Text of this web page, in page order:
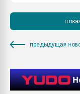
предыдущая